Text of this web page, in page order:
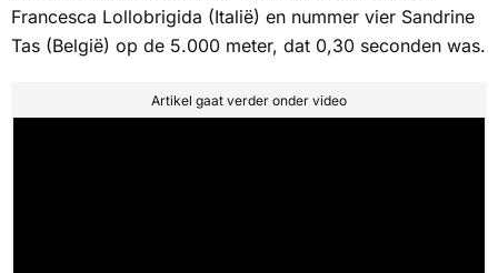
Francesca Lollobrigida (Italië) en nummer vier Sandrine
Tas (België) op de 5.000 meter, dat 0,30 seconden was.
Artikel gaat verder onder video